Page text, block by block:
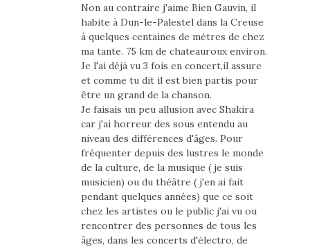
Non au contraire j'aime Bien Gauvin, il
habite à Dun-le-Palestel dans la Creuse
à quelques centaines de mètres de chez
ma tante. 75 km de chateauroux environ.
Je l'ai déjà vu 3 fois en concert,il assure
et comme tu dit il est bien partis pour
être un grand de la chanson.
Je faisais un peu allusion avec Shakira
car j'ai horreur des sous entendu au
niveau des différences d'âges. Pour
fréquenter depuis des lustres le monde
de la culture, de la musique ( je suis
musicien) ou du théâtre ( j'en ai fait
pendant quelques années) que ce soit
chez les artistes ou le public j'ai vu ou
rencontrer des personnes de tous les
âges, dans les concerts d'électro, de